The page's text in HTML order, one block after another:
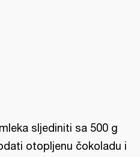
sljediniti sa 500 g
otopljenu čokoladu i